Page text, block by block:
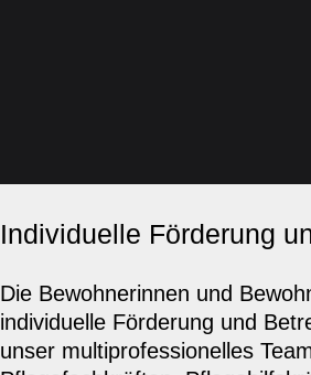
Individuelle Förderung
Die Bewohnerinnen und
individuelle Förderung und
unser multiprofessionelles